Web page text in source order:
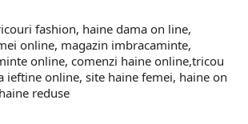
fashion, haine dama on line,
online, magazin imbracaminte,
online, comenzi haine online,tricou
ieftine online, site haine femei, haine on
reduse